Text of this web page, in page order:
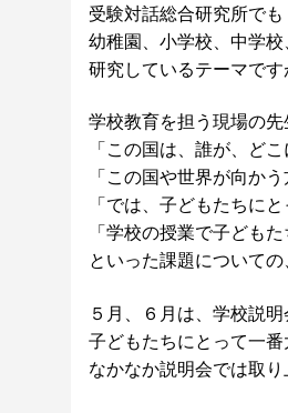
受験対話総合研究所でも
幼稚園、小学校、中学校
研究しているテーマです
学校教育を担う現場の先
「この国は、誰が、ど
「この国や世界が向か
「では、子どもたちに
「学校の授業で子ども
といった課題について
５月、６月は、学校説明
子どもたちにとって一番
なかなか説明会では取り